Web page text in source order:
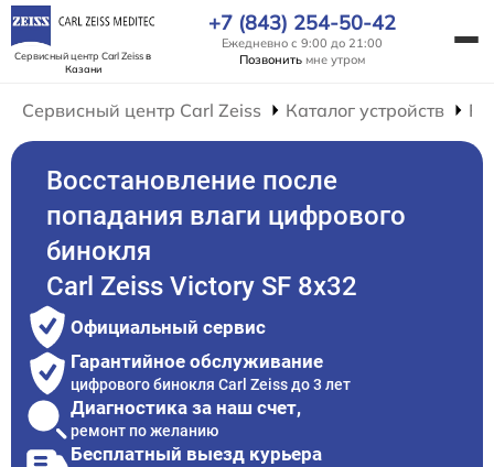
Сервисный центр Carl Zeissв
Казани
+7 (843) 254-50-42
Ежедневно с 9:00 до 21:00
Позвонить мне утром
Сервисный центр Carl Zeiss Каталог устройств
Восстановление после
попадания влаги цифрового
бинокля
Carl Zeiss Victory SF 8x32
Официальный сервис
Гарантийное обслуживание
цифрового бинокля Carl Zeiss до 3 лет
Диагностика за наш счет,
ремонт по желанию
Бесплатный выезд курьера